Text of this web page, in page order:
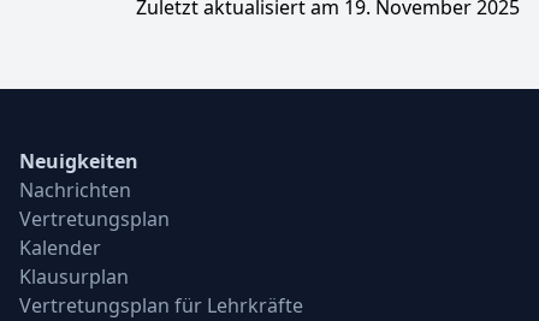
Zuletzt aktualisiert am 19. November 2025
Neuigkeiten
Nachrichten
Vertretungsplan
Kalender
Klausurplan
Vertretungsplan für Lehrkräfte